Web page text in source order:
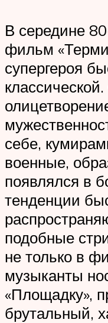
В середине
фильм
супергероя
себе,
военные,
появлялся в
тенденции
подобные
не только в
музыканты
«Площадку»,
брутальный,